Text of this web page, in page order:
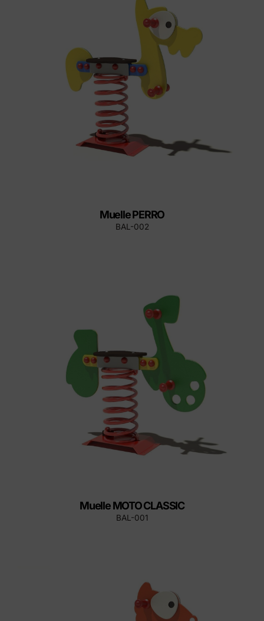
Muelle PERRO
BAL-002
Muelle MOTO CLASSIC
BAL-001